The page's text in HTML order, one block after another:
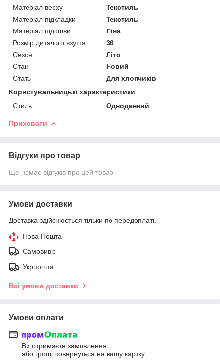
Матеріал верху
Текстиль
Матеріал підкладки
Текстиль
Матеріал підошви
Піна
Розмір дитячого взуття
36
Сезон
Літо
Стан
Новий
Стать
Для хлопчиків
Користувальницькі характеристики
Стиль
Одноденний
Приховати
Відгуки про товар
Ще немає відгуків про цей товар
Умови доставки
Доставка здійснюється тільки по передоплаті.
Нова Пошта
Самовивіз
Укрпошта
Всі умови доставки
Умови оплати
Ви отримаєте замовлення
або гроші повернуться на вашу картку